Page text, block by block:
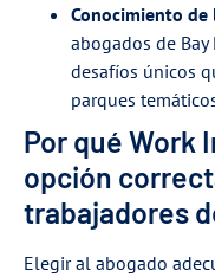
Conocimiento
abogados de
desafíos únicos
parques
Por qué Work
opción
trabajadores
Elegir al abogado